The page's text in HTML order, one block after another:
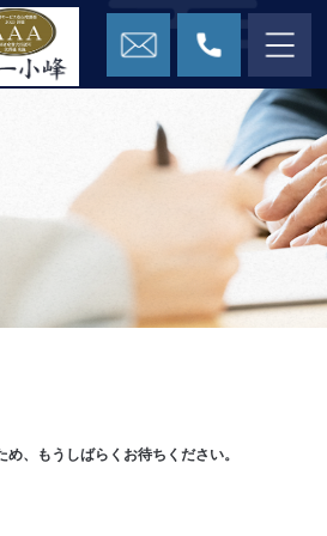
め、もうしばらくお待ちください。